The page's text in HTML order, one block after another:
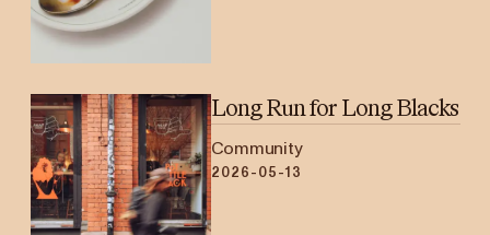
Long Run for Long Blacks
Community
2026-05-13